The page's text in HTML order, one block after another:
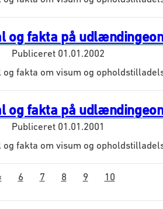
og fakta på
Publiceret 01.01.2002
og fakta om visum og
og fakta på
Publiceret 01.01.2001
og fakta om visum og
6 7 8 9 10